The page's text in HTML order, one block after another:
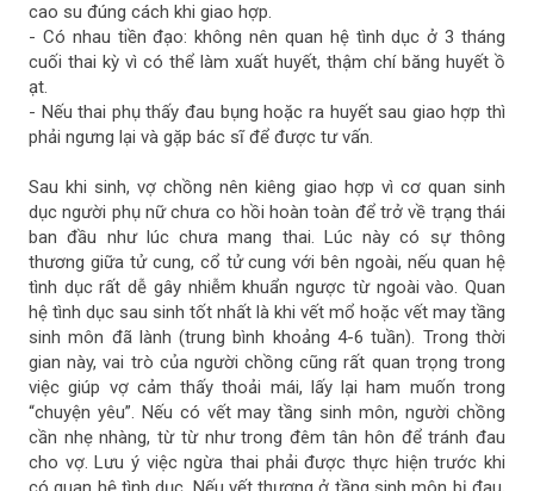
cao su đúng cách khi giao hợp.
- Có nhau tiền đạo: không nên quan hệ tình dục ở 3 tháng
cuối thai kỳ vì có thể làm xuất huyết, thậm chí băng huyết ồ
ạt.
- Nếu thai phụ thấy đau bụng hoặc ra huyết sau giao hợp thì
phải ngưng lại và gặp bác sĩ để được tư vấn.
Sau khi sinh, vợ chồng nên kiêng giao hợp vì cơ quan sinh
dục người phụ nữ chưa co hồi hoàn toàn để trở về trạng thái
ban đầu như lúc chưa mang thai. Lúc này có sự thông
thương giữa tử cung, cổ tử cung với bên ngoài, nếu quan hệ
tình dục rất dễ gây nhiễm khuẩn ngược từ ngoài vào. Quan
hệ tình dục sau sinh tốt nhất là khi vết mổ hoặc vết may tầng
sinh môn đã lành (trung bình khoảng 4-6 tuần). Trong thời
gian này, vai trò của người chồng cũng rất quan trọng trong
việc giúp vợ cảm thấy thoải mái, lấy lại ham muốn trong
“chuyện yêu”. Nếu có vết may tầng sinh môn, người chồng
cần nhẹ nhàng, từ từ như trong đêm tân hôn để tránh đau
cho vợ. Lưu ý việc ngừa thai phải được thực hiện trước khi